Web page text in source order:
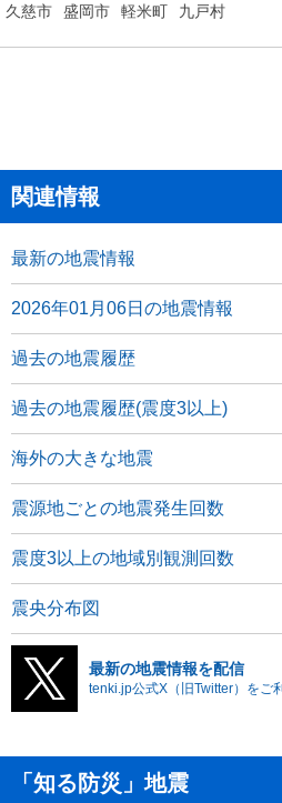
久慈市 盛岡市 軽米町 九戸村
関連情報
最新の地震情報
2026年01月06日の地震情報
過去の地震履歴
過去の地震履歴(震度3以上)
海外の大きな地震
震源地ごとの地震発生回数
震度3以上の地域別観測回数
震央分布図
最新の地震情報を配信
tenki.jp公式X（旧Twitter）をご
「知る防災」地震